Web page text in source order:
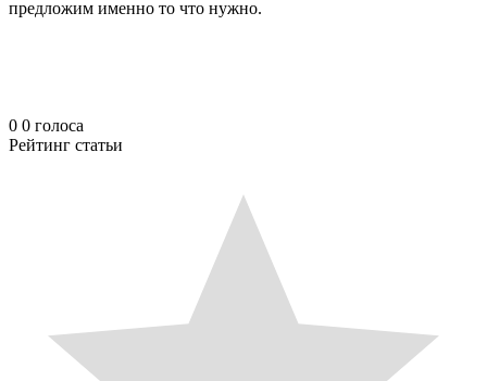
предложим именно то что нужно.
0 0 голоса
Рейтинг статьи